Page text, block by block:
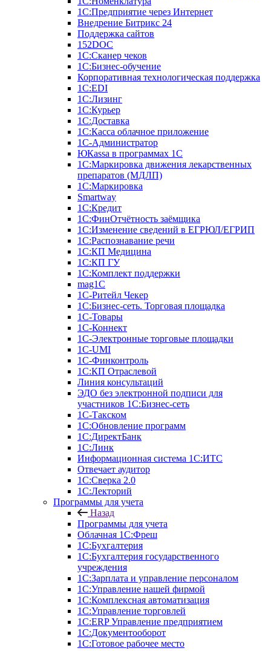
1С:Предприятие через Интернет
Внедрение Битрикс 24
Поддержка сайтов
152DOC
1С:Сканер чеков
1С:Бизнес-обучение
Корпоративная технологическая поддержка
1С:ЕDI
1С:Лизинг
1С:Курьер
1С:Доставка
1С:Касса облачное приложение
1С-Администратор
ЮКаssа в программах 1С
1С:Маркировка движения лекарственных
препаратов (МДЛП)
1С:Маркировка
Smartway
1С:Кредит
1С:ФинОтчётность заёмщика
1С:Изменение сведений в ЕГРЮЛ/ЕГРИП
1С:Распознавание речи
1С:КП Медицина
1С:КП ГУ
1С:Комплект поддержки
mag1C
1С-Ритейл Чекер
1С:Бизнес-сеть. Торговая площадка
1С-Товары
1С-Коннект
1С-Электронные торговые площадки
1C-UMI
1С-Финконтроль
1С:КП Отраслевой
Линия консультаций
ЭДО без электронной подписи для
участников 1С:Бизнес-сеть
1С-Такском
1С:Обновление программ
1С:ДиректБанк
1С:Линк
Информационная система 1С:ИТС
Отвечает аудитор
1С:Сверка 2.0
1С:Лекторий
Программы для учета
Назад
Программы для учета
Облачная 1С:Фреш
1С:Бухгалтерия
1С:Бухгалтерия государственного
учреждения
1С:Зарплата и управление персоналом
1С:Управление нашей фирмой
1С:Комплексная автоматизация
1С:Управление торговлей
1С:ERP Управление предприятием
1С:Документооборот
1C:Готовое рабочее место